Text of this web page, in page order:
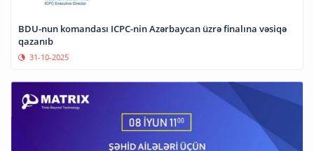
BDU-nun komandası ICPC-nin Azərbaycan üzrə finalına vəsiqə
qazanıb
31-10-2025